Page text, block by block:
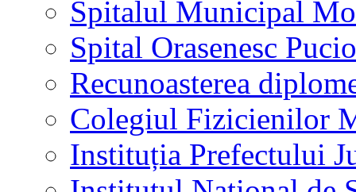
Spitalul Municipal
Spital Orasenesc
Recunoasterea
Colegiul Fizicienilor
Instituția Prefectului